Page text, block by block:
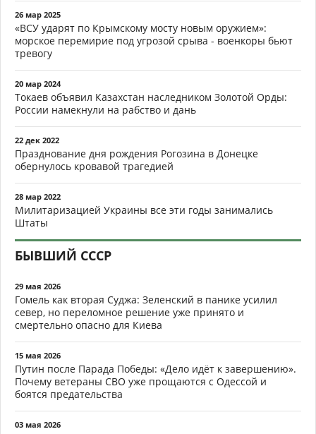
26 мар 2025
«ВСУ ударят по Крымскому мосту новым оружием»:
морское перемирие под угрозой срыва - военкоры бьют
тревогу
20 мар 2024
Токаев объявил Казахстан наследником Золотой Орды:
России намекнули на рабство и дань
22 дек 2022
Празднование дня рождения Рогозина в Донецке
обернулось кровавой трагедией
28 мар 2022
Милитаризацией Украины все эти годы занимались
Штаты
БЫВШИЙ СССР
29 мая 2026
Гомель как вторая Суджа: Зеленский в панике усилил
север, но переломное решение уже принято и
смертельно опасно для Киева
15 мая 2026
Путин после Парада Победы: «Дело идёт к завершению».
Почему ветераны СВО уже прощаются с Одессой и
боятся предательства
03 мая 2026